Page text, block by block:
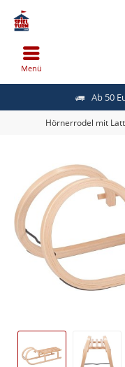
Ab 50
Menü
Hörnerrodel mit